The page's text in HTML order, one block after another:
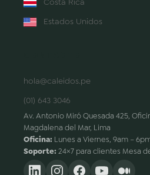
Estados Unidos
hola@caleidos.pe
(01) 643 3046
Av. Antonio Miró Quesada 425,
Magdalena del Mar, Lima
Oficina: Lunes a Viernes, 9am –
Soporte: 24×7 para clientes Mesa